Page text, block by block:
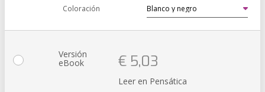
Coloración
Versión
eBook € 5,03
Leer en Pensática